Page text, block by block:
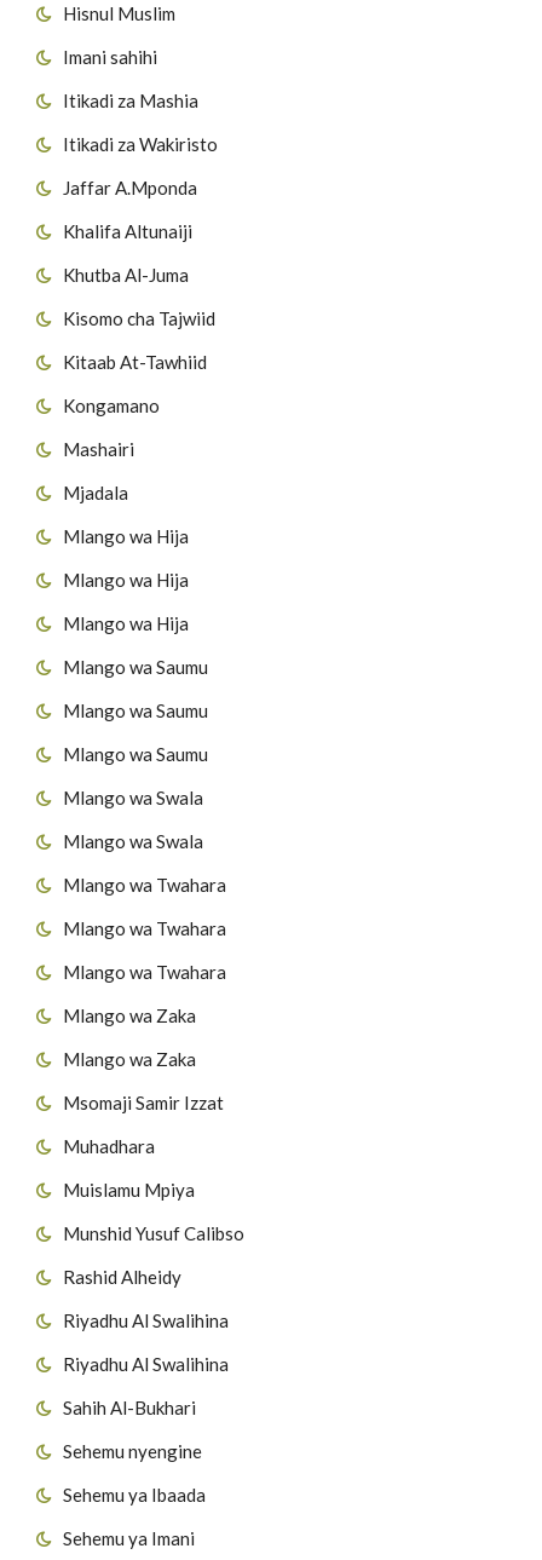
Hisnul Muslim
Imani sahihi
Itikadi za Mashia
Itikadi za Wakiristo
Jaffar A.Mponda
Khalifa Altunaiji
Khutba Al-Juma
Kisomo cha Tajwiid
Kitaab At-Tawhiid
Kongamano
Mashairi
Mjadala
Mlango wa Hija
Mlango wa Hija
Mlango wa Hija
Mlango wa Saumu
Mlango wa Saumu
Mlango wa Saumu
Mlango wa Swala
Mlango wa Swala
Mlango wa Twahara
Mlango wa Twahara
Mlango wa Twahara
Mlango wa Zaka
Mlango wa Zaka
Msomaji Samir Izzat
Muhadhara
Muislamu Mpiya
Munshid Yusuf Calibso
Rashid Alheidy
Riyadhu Al Swalihina
Riyadhu Al Swalihina
Sahih Al-Bukhari
Sehemu nyengine
Sehemu ya Ibaada
Sehemu ya Imani